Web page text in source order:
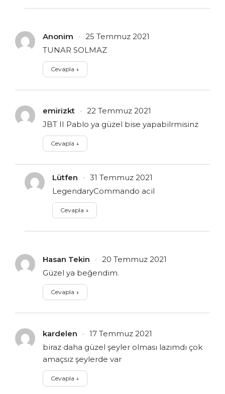
Anonim
25 Temmuz 2021
TUNAR SOLMAZ
Cevapla ↓
emirizkt
22 Temmuz 2021
JBT II Pablo ya güzel bise yapabilrmisinz
Cevapla ↓
Lütfen
31 Temmuz 2021
LegendaryCommando acil
Cevapla ↓
Hasan Tekin
20 Temmuz 2021
Güzel ya beğendim.
Cevapla ↓
kardelen
17 Temmuz 2021
biraz daha güzel şeyler olması lazımdı çok
amaçsız şeylerde var
Cevapla ↓